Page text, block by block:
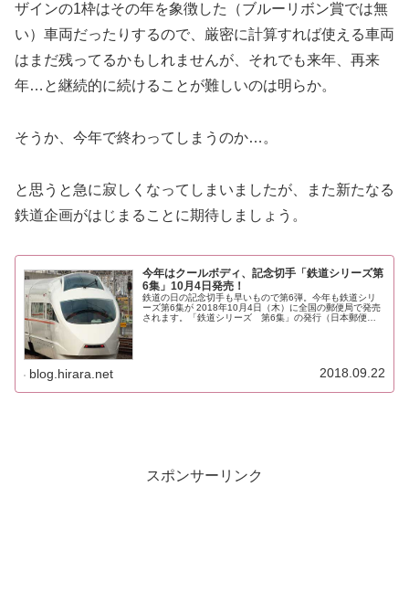
ザインの1枠はその年を象徴した（ブルーリボン賞では無
い）車両だったりするので、厳密に計算すれば使える車両
はまだ残ってるかもしれませんが、それでも来年、再来
年…と継続的に続けることが難しいのは明らか。
そうか、今年で終わってしまうのか…。
と思うと急に寂しくなってしまいましたが、また新たなる
鉄道企画がはじまることに期待しましょう。
今年はクールボディ、記念切手「鉄道シリーズ第
6集」10月4日発売！
鉄道の日の記念切手も早いもので第6弾。今年も鉄道シリ
ーズ第6集が 2018年10月4日（木）に全国の郵便局で発売
されます。「鉄道シリーズ 第6集」の発行（日本郵便）
blog.hirara.net 2018.09.22
スポンサーリンク